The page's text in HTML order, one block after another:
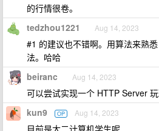
的行情很卷。
tedzhou1221 Aug 14, 2023
#1 的建议也不错啊。用算法来熟
法。哈哈
beiranc Aug 14, 2023
可以尝试实现一个 HTTP Server
kun9 OP Aug 14, 2023
目前是大二计算机学生呢